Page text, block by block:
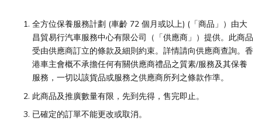
全方位保養服務計劃 (車齡 72 個月或以上) (「商品」）由大
昌貿易行汽車服務中心有限公司（「供應商」）提供。此商品
受由供應商訂立的條款及細則約束。詳情請向供應商查詢。香
港車主會概不承擔任何有關供應商禮品之質素/服務及其保養
服務，一切以該貨品或服務之供應商所列之條款作準。
此商品及推廣數量有限，先到先得，售完即止。
已確定的訂單不能更改或取消。